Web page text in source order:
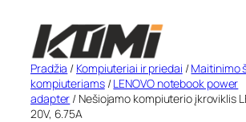
turinio
Pradžia / Kompiuteriai ir priedai /Maitinimo
kompiuteriams/LENOVO notebook power
adapter / Nešiojamo kompiuterio įkroviklis
20V, 6.75A